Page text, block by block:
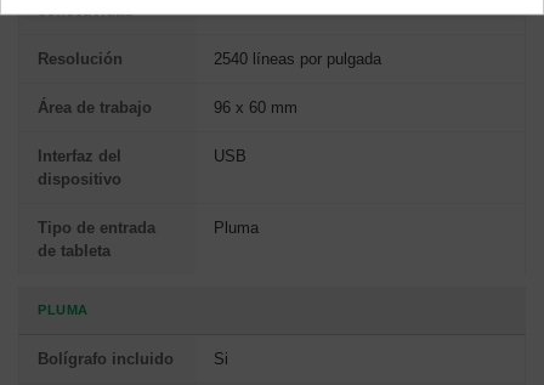
conectividad
Resolución 2540 líneas por pulgada
Área de trabajo 96 x 60 mm
Interfaz del
dispositivo
USB
Tipo de entrada
de tableta
Pluma
PLUMA
Bolígrafo incluido Si